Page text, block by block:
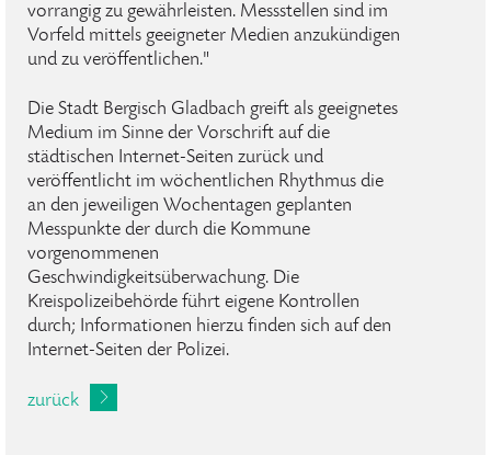
vorrangig zu gewährleisten. Messstellen sind im
Vorfeld mittels geeigneter Medien anzukündigen
und zu veröffentlichen."
Die Stadt Bergisch Gladbach greift als geeignetes
Medium im Sinne der Vorschrift auf die
städtischen Internet-Seiten zurück und
veröffentlicht im wöchentlichen Rhythmus die
an den jeweiligen Wochentagen geplanten
Messpunkte der durch die Kommune
vorgenommenen
Geschwindigkeitsüberwachung. Die
Kreispolizeibehörde führt eigene Kontrollen
durch; Informationen hierzu finden sich auf den
Internet-Seiten der Polizei.
zurück